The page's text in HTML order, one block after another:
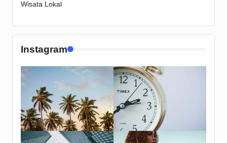
Wisata Lokal
Instagram